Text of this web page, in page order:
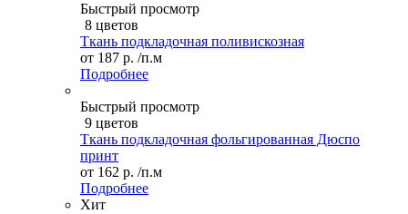
Быстрый просмотр
8 цветов
Ткань подкладочная поливискозная
от 187 р. /п.м
Подробнее
Быстрый просмотр
9 цветов
Ткань подкладочная фольгированная Дюспо
принт
от 162 р. /п.м
Подробнее
Хит